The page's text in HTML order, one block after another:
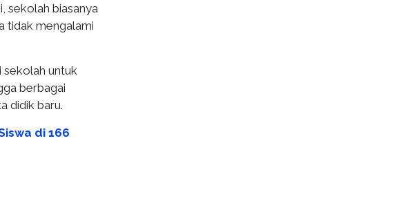
sekolah biasanya
tidak mengalami
sekolah untuk
berbagai
didik baru.
di 166